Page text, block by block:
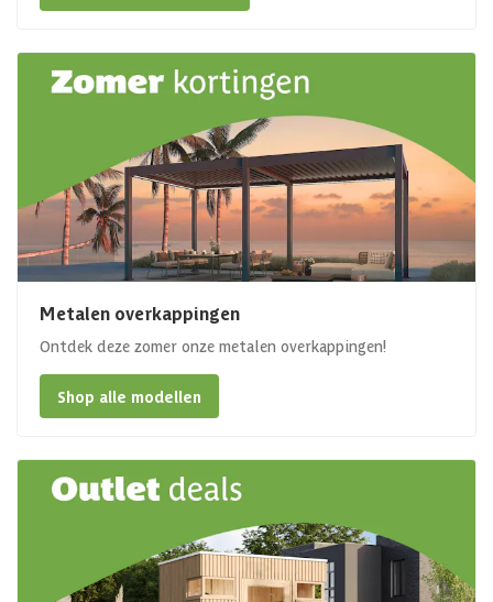
Metalen overkappingen
Ontdek deze zomer onze metalen overkappingen!
Shop alle modellen